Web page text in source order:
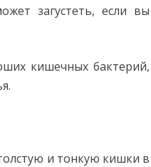
загустеть, если вы
кишечных бактерий,
и тонкую кишки в